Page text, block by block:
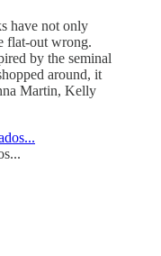
have not only
flat-out wrong.
by the seminal
around, it
Martin, Kelly